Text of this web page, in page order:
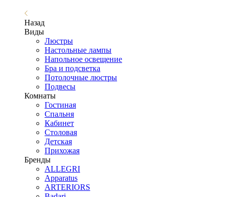
Назад
Виды
Люстры
Настольные лампы
Напольное освещение
Бра и подсветка
Потолочные люстры
Подвесы
Комнаты
Гостиная
Спальня
Кабинет
Столовая
Детская
Прихожая
Бренды
ALLEGRI
Apparatus
ARTERIORS